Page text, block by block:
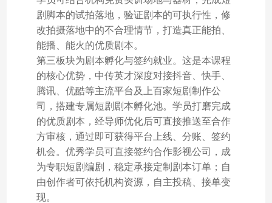
剧脚本的试拍落地，验证剧本的可执行性，修
改拍摄落地中的不合理情节，打造真正能拍、
能播、能火的优质剧本。
第三板块为剧本孵化与签约就业。这是本课程
的核心优势，中传英才深度对接抖音、快手、
腾讯、优酷等主流平台及上百家短剧制作公
司，搭建专属短剧剧本孵化池。学员打磨完成
的优质剧本，经导师优化后可直接推送至合作
方审核，通过即可获得平台上线、分账、签约
机会。优秀学员可直接签约合作影视公司，成
为专职短剧编剧，稳定承接定制剧本订单；自
由创作者可依托机构资源，自主投稿、接单变
现。